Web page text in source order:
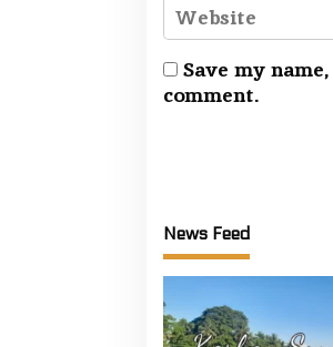
Save my
comment.
News Feed